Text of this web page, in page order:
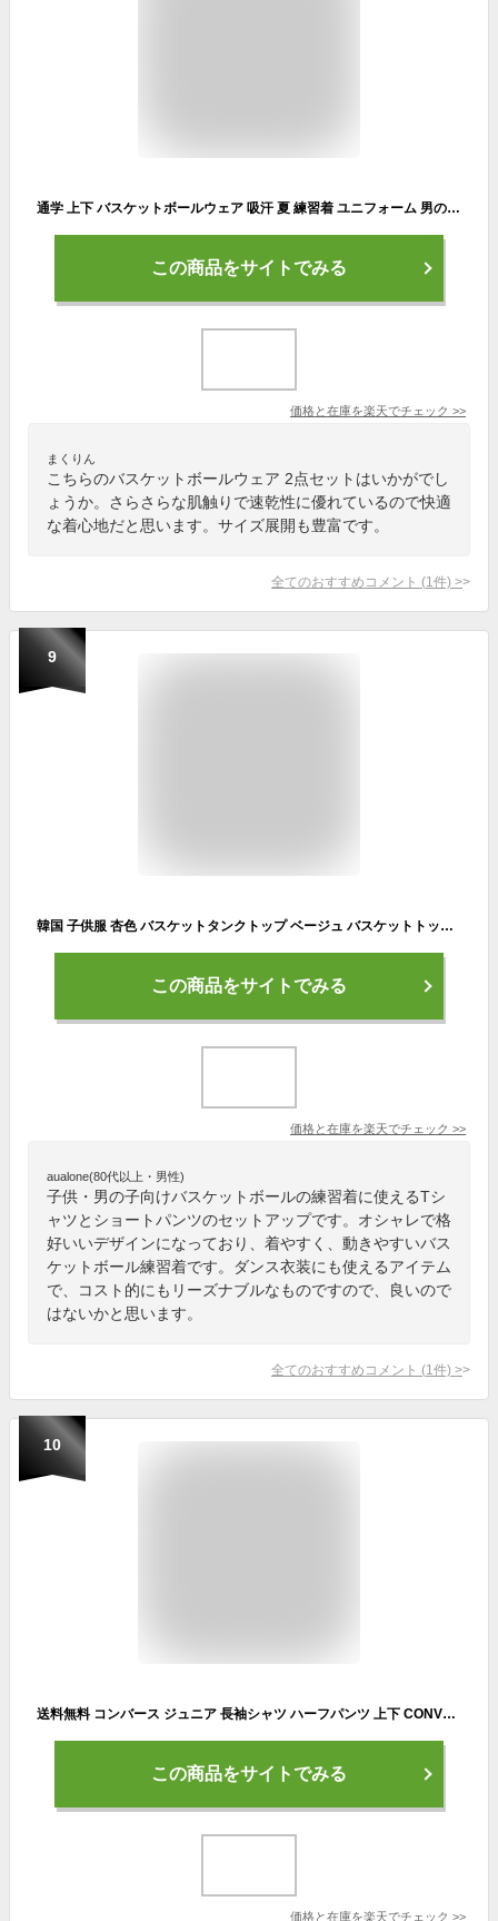
通学 上下 バスケットボールウェア 吸汗 夏 練習着 ユニフォーム 男の子 ハーフパンツ ダンス セットアップ 子供服 袖なし Tシャツ 2点セット 上下セット 速乾 衣装 トレーニングウエア スポーツウエア 170 旅行 ジャージ 120 130 140 150 160 キッズ
この商品をサイトでみる
価格と在庫を楽天でチェック >>
まくりん
こちらのバスケットボールウェア 2点セットはいかがでし
ょうか。さらさらな肌触りで速乾性に優れているので快適
な着心地だと思います。サイズ展開も豊富です。
全てのおすすめコメント (1 件) >
9
韓国 子供服 杏色 バスケットタンクトップ ベージュ バスケットトップス tシャツ 重ね着 デニム 短パン デニム ショートパンツ 女の子 男の子 普段着 キッズ ダンスウェア キッズダンス衣装 セットアップ ヒップホップ 上下セット おしゃれ K-POP 演出服 練習着 体操服
この商品をサイトでみる
価格と在庫を楽天でチェック >>
aualone(80代以上・男性)
子供・男の子向けバスケットボールの練習着に使えるTシ
ャツとショートパンツのセットアップです。オシャレで格
好いいデザインになっており、着やすく、動きやすいバス
ケットボール練習着です。ダンス衣装にも使えるアイテム
で、コスト的にもリーズナブルなものですので、良いので
はないかと思います。
全てのおすすめコメント (1 件) >
10
送料無料 コンバース ジュニア 長袖シャツ ハーフパンツ 上下 CONVERSE キッズウェア 130-160cm 子供服 ミニバス バスケットボールウエア セットアップ スポーツウェア 吸汗速乾 子ども用 プリントT バスパン 短パン 上下組 練習着 ブランド アパレル/CB442357L-CB442857
この商品をサイトでみる
価格と在庫を楽天でチェック >>